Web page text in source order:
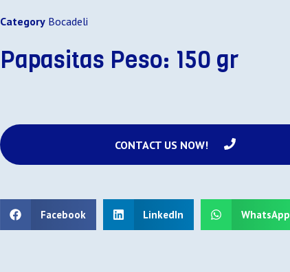
Category Bocadeli
Papasitas Peso: 150 gr
CONTACT US NOW!
Facebook LinkedIn WhatsApp